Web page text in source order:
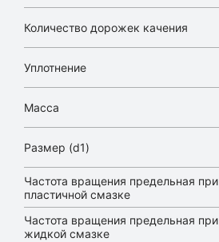
Количество дорожек качения
Уплотнение
Масса
Размер (d1)
Частота вращения предельная при
пластичной смазке
Частота вращения предельная при
жидкой смазке